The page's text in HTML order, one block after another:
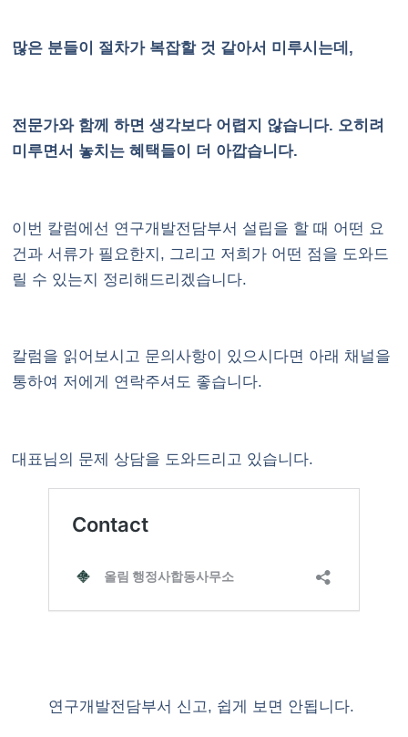
많은 분들이 절차가 복잡할 것 같아서 미루시는데,
전문가와 함께 하면 생각보다 어렵지 않습니다. 오히려
미루면서 놓치는 혜택들이 더 아깝습니다.
이번 칼럼에선 연구개발전담부서 설립을 할 때 어떤 요
건과 서류가 필요한지, 그리고 저희가 어떤 점을 도와드
릴 수 있는지 정리해드리겠습니다.
칼럼을 읽어보시고 문의사항이 있으시다면 아래 채널을
통하여 저에게 연락주셔도 좋습니다.
대표님의 문제 상담을 도와드리고 있습니다.
연구개발전담부서 신고, 쉽게 보면 안됩니다.